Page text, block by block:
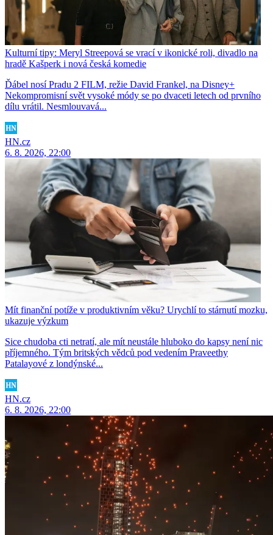
Kulturní tipy: Meryl Streepová se vrací v ikonické roli, divadlo na
hradě Kašperk i nová česká komedie
Ďábel nosí Pradu 2 FILM, režie David Frankel, na Disney+
Nekompromisní svět vysoké módy se po dvaceti letech od prvního
dílu vrátil. Nesmlouvavá...
HN.cz
6. 8. 2026, 22:00
Mít finanční potíže v produktivním věku? Urychlí to stárnutí mozku,
ukazuje výzkum
Sice chudoba cti netratí, ale mít neustále hluboko do kapsy není nic
příjemného. Tým britských vědců pod vedením Praveethy
Patalayové z londýnské...
HN.cz
6. 8. 2026, 22:00